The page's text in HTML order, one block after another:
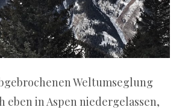
Weltumseglung
eben in Aspen niedergelassen,